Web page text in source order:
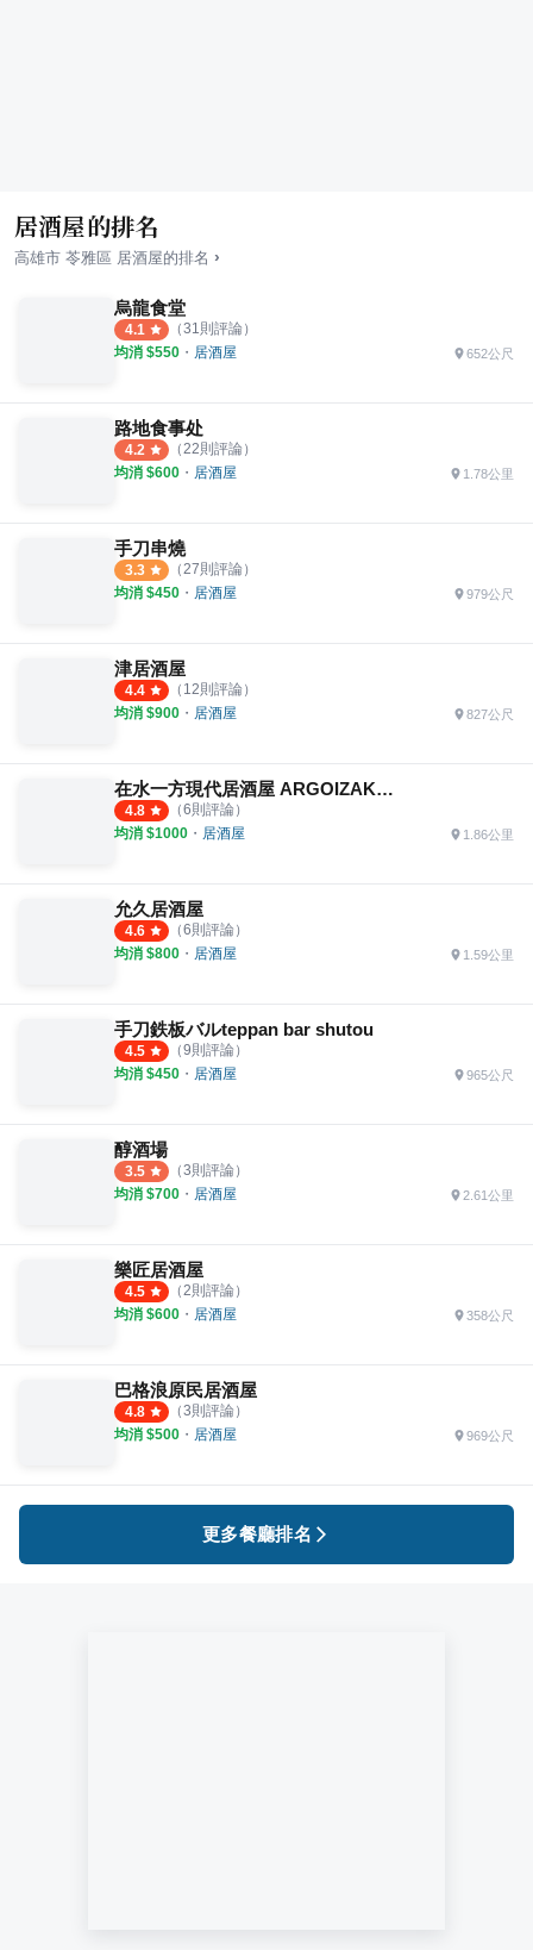
居酒屋的排名
高雄市 苓雅區 居酒屋的排名 ›
烏龍食堂
4.1 （31則評論）
均消 $550 ・ 居酒屋 652公尺
路地食事处
4.2 （22則評論）
均消 $600 ・ 居酒屋 1.78公里
手刀串燒
3.3 （27則評論）
均消 $450 ・ 居酒屋 979公尺
津居酒屋
4.4 （ 12則評論）
均消 $900 ・ 居酒屋 827公尺
在水一方現代居酒屋 ARGOIZAKAYA
4.8 （6則評論）
均消 $1000 ・ 居酒屋 1.86公里
允久居酒屋
4.6 （6則評論）
均消 $800 ・ 居酒屋 1.59公里
手刀鉄板バルteppan bar shutou
4.5 （9則評論）
均消 $450 ・ 居酒屋 965公尺
醇酒場
3.5 （3則評論）
均消 $700 ・ 居酒屋 2.61公里
樂匠居酒屋
4.5 （2則評論）
均消 $600 ・ 居酒屋 358公尺
巴格浪原民居酒屋
4.8 （3則評論）
均消 $500 ・ 居酒屋 969公尺
更多餐廳排名